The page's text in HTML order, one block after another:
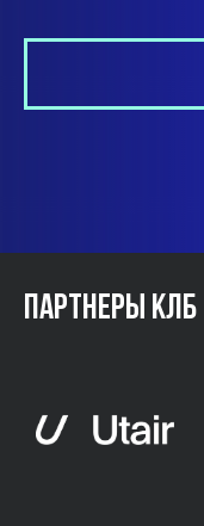
Партнеры КЛБ